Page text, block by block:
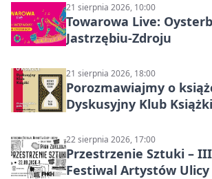
21 sierpnia 2026, 10:00
Towarowa Live:
Jastrzębiu-Zdroju
21 sierpnia 2026, 18:00
Porozmawiajmy o
Dyskusyjny Klub
22 sierpnia 2026, 17:00
Przestrzenie Sztuki –
Festiwal Artystów Ulicy